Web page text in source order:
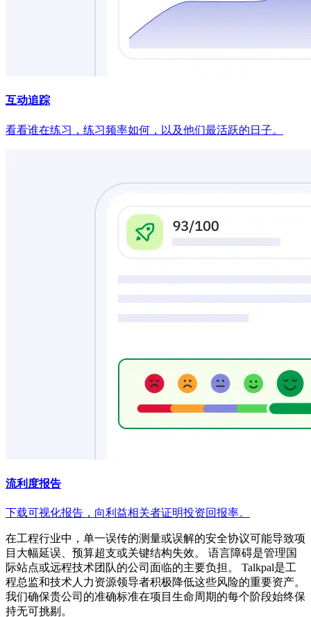
互动追踪
看看谁在练习，练习频率如何，以及他们最活跃的日子。
流利度报告
下载可视化报告，向利益相关者证明投资回报率。
在工程行业中，单一误传的测量或误解的安全协议可能导致项
目大幅延误、预算超支或关键结构失效。 语言障碍是管理国
际站点或远程技术团队的公司面临的主要负担。 Talkpal是工
程总监和技术人力资源领导者积极降低这些风险的重要资产。
我们确保贵公司的准确标准在项目生命周期的每个阶段始终保
持无可挑剔。